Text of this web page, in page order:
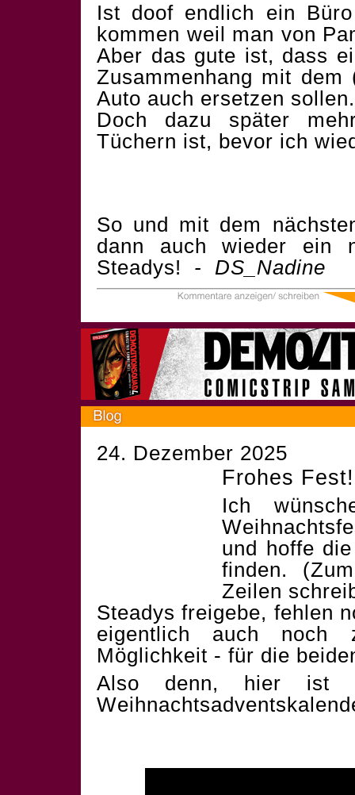
Ist doof endlich ein
kommen weil man von
Aber das gute ist, dass
Zusammenhang mit
Auto auch ersetzen
Doch dazu später
Tüchern ist, bevor ich
So und mit dem
dann auch wieder ein
Steadys! - DS_Nadine
24. Dezember 2025
Frohes Fest!
Ich
und hoffe
finden.
Zeilen
Steadys freigebe, fehlen
eigentlich auch noch
Möglichkeit - für die
Also denn, hier ist